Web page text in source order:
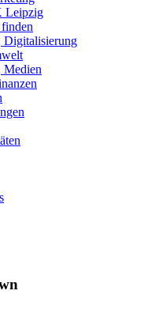
Leipzig
Digitalisierung
Medien